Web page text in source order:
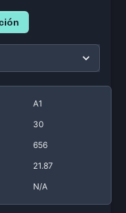
A1
30
656
21.87
N/A